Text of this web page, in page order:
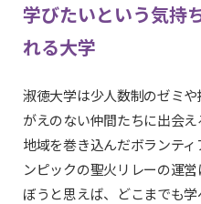
学びたいという気持
れる大学
淑徳大学は少人数制のゼミ
がえのない仲間たちに出会え
地域を巻き込んだボランテ
ンピックの聖火リレーの運
ぼうと思えば、どこまでも